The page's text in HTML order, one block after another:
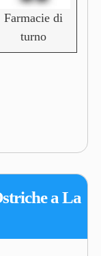
Farmacie di
turno
a La